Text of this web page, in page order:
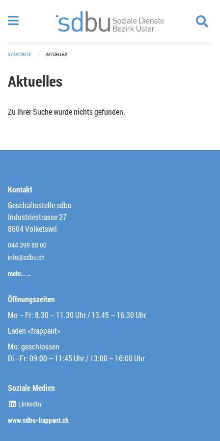
STARTSEITE AKTUELLES
Aktuelles
Zu Ihrer Suche wurde nichts gefunden.
Kontakt
Geschäftsstelle sdbu
Industriestrasse 27
8604 Volketswil
044 399 88 00
info@sdbu.ch
mehr… …
Öffnungszeiten
Mo – Fr: 8.30 – 11.30 Uhr / 13.45 – 16.30 Uhr
Laden «frappant»
Mo: geschlossen
Di - Fr: 09:00 – 11:45 Uhr / 13:00 – 16:00 Uhr
Soziale Medien
LinkedIn
www.sdbu-frappant.ch